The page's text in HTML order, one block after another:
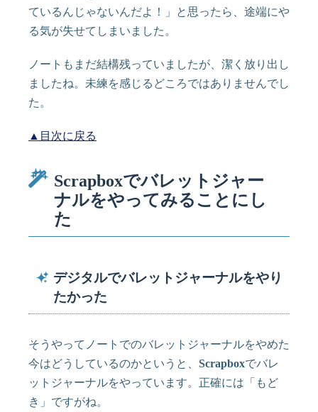
ているんじゃないんだよ！」と思ったら、途端にや
る気が失せてしまいました。
ノートもまだ結構残っていましたが、潔く放り出し
ましたね。未練を感じるどころではありませんでし
た。
▲目次に戻る
Scrapboxでバレットジャー
ナルをやってみることにし
た
デジタルでバレットジャーナルをやり
たかった
そうやってノートでのバレットジャーナルをやめた
今はどうしているのかというと、 Scrapboxでバレ
ットジャーナルをやっています。正確には「もど
き」ですがね。